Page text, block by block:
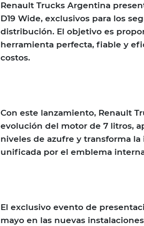
Renault Trucks Argentina
D19 Wide, exclusivos para los
distribución. El objetivo es
herramienta perfecta, fiable y
costos.
Con este lanzamiento, Renault
evolución del motor de 7 litros,
niveles de azufre y transforma
unificada por el emblema
El exclusivo evento de
mayo en las nuevas